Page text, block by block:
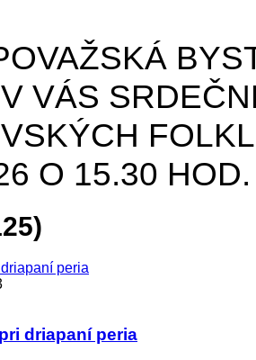
VÁS
O 15.30
driapaní peria